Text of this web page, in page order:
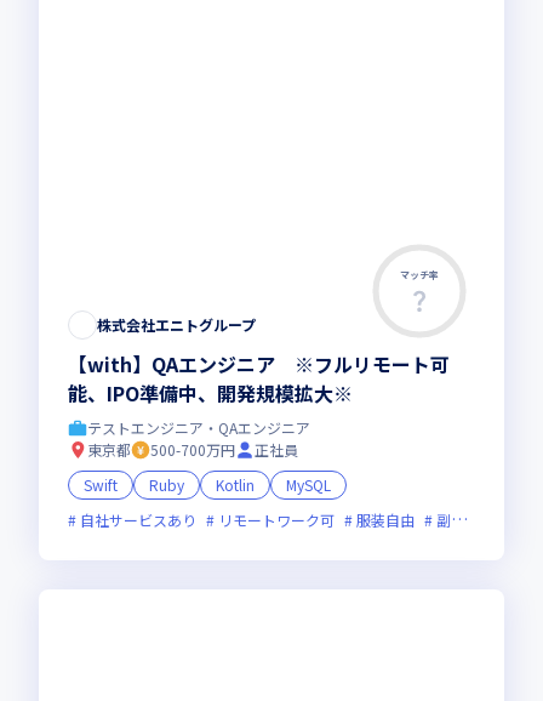
マッチ率
株式会社エニトグループ
【with】QAエンジニア ※フルリモート可
能、IPO準備中、開発規模拡大※
テストエンジニア・QAエンジニア
東京都
500-700万円
正社員
Swift
Ruby Kotlin
MySQL
自社サービスあり
リモートワーク可 服装自由 副業可